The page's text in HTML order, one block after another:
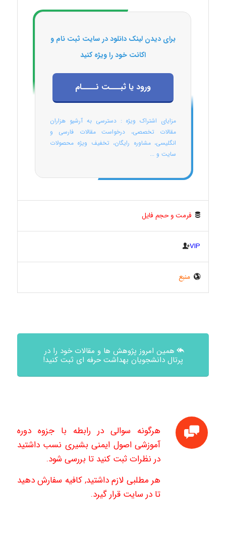
برای دیدن لینک دانلود در سایت ثبت نام و
اکانت خود را ویژه کنید
ورود یا ثبـــت نــــام
مزایای اشتراک ویژه : دسترسی به آرشیو هزاران
مقالات تخصصی، درخواست مقالات فارسی و
انگلیسی، مشاوره رایگان، تخفیف ویژه محصولات
سایت و ...
فرمت و حجم فایل
VIP
منبع
همین امروز پژوهش ها و مقالات خود را در
پرتال دانشجویان بهداشت حرفه ای ثبت کنید!
هرگونه سوالی در رابطه با جزوه دوره
آموزشی اصول ایمنی بشیری نسب داشتید
در نظرات ثبت کنید تا بررسی شود.
هر مطلبی لازم داشتید, کافیه سفارش دهید
تا در سایت قرار گیرد.